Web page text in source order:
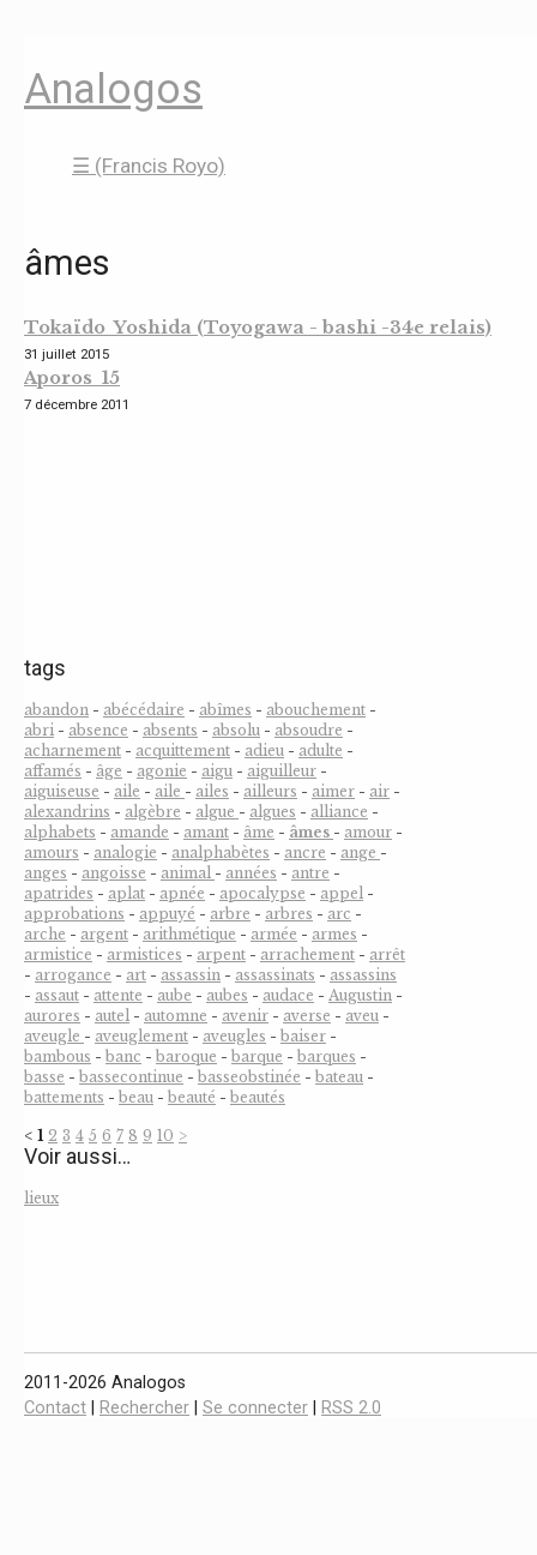
Analogos
☰ (Francis Royo)
âmes
Tokaïdo Yoshida (Toyogawa - bashi -34e relais)
31 juillet 2015
Aporos 15
7 décembre 2011
tags
abandon - abécédaire - abîmes - abouchement -
abri - absence - absents - absolu - absoudre -
acharnement - acquittement - adieu - adulte -
affamés - âge - agonie - aigu - aiguilleur -
aiguiseuse - aile - aile - ailes - ailleurs - aimer - air -
alexandrins - algèbre - algue - algues - alliance -
alphabets - amande - amant - âme - âmes - amour -
amours - analogie - analphabètes - ancre - ange -
anges - angoisse - animal - années - antre -
apatrides - aplat - apnée - apocalypse - appel -
approbations - appuyé - arbre - arbres - arc -
arche - argent - arithmétique - armée - armes -
armistice - armistices - arpent - arrachement - arrêt
- arrogance - art - assassin - assassinats - assassins
- assaut - attente - aube - aubes - audace - Augustin -
aurores - autel - automne - avenir - averse - aveu -
aveugle - aveuglement - aveugles - baiser -
bambous - banc - baroque - barque - barques -
basse - bassecontinue - basseobstinée - bateau -
battements - beau - beauté - beautés
< 1 2 3 4 5 6 7 8 9 10 >
Voir aussi…
lieux
2011-2026 Analogos
Contact
Rechercher Se connecter RSS 2.0